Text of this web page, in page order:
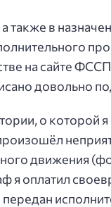
также в
на сайте
довольно
о которой
движения
я оплатил